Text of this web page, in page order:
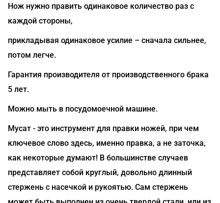
Нож нужно править одинаковое количество раз с
каждой стороны,
прикладывая одинаковое усилие – сначала сильнее,
потом легче.
Гарантия производителя от производственного брака
5 лет.
Можно мыть в посудомоечной машине.
Мусат - это инструмент для правки ножей, при чем
ключевое слово здесь, именно правка, а не заточка,
как некоторые думают! В большинстве случаев
представляет собой круглый, довольно длинный
стержень с насечкой и рукоятью. Сам стержень